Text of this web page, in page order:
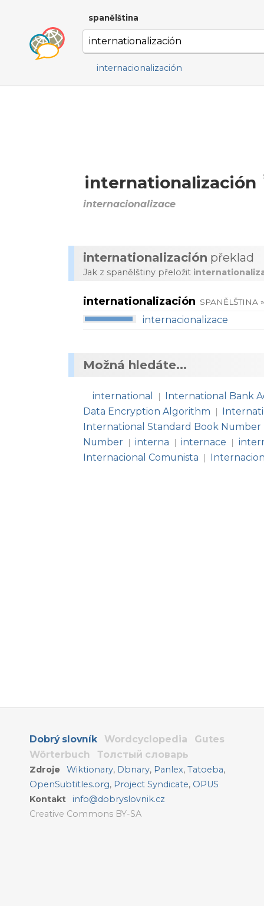
spanělština
internacionalización
internationalización
internacionalizace
internationalización překlad
Jak z spanělštiny přeložit
internationalización SPANĚLŠTINA
internacionalizace
Možná hledáte...
international | International Bank
Data Encryption Algorithm
|
International Standard Book Number
Number
| interna | internace |
Internacional Comunista
|
Dobrý slovník Wordcyclopedia
Gutes
Wörterbuch
Толстый словарь
Zdroje Wiktionary, Dbnary, Panlex,Tatoeba,
OpenSubtitles.org, Project Syndicate, OPUS
Kontakt
info@dobryslovnik.cz
Creative Commons BY-SA